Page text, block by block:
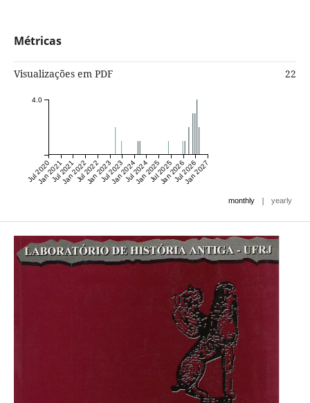
Métricas
Visualizações em PDF 22
Jul 2020
Jan 2021Jul 2021
Jan 2022Jul 2022
Jan 2023Jul 2023
Jan 2024Jul 2024
Jan 2025Jul 2025
Jan 2026Jul 2026
Jan 2027
4.0
monthly | yearly